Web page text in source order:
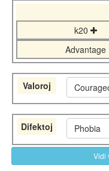
k20
Advantage
Valoroj
Difektoj Phobia
Vidi